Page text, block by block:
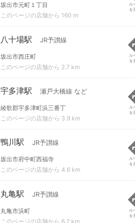
坂出市元町１丁目
このページの店舗から 160 m
ル
を
八十場駅 JR予讃線
坂出市西庄町
このページの店舗から 2.7 km
ル
を
宇多津駅 瀬戸大橋線 など
綾歌郡宇多津町浜三番丁
このページの店舗から 3.9 km
ル
を
鴨川駅 JR予讃線
坂出市府中町西福寺
このページの店舗から 4.6 km
ル
を
丸亀駅 JR予讃線
丸亀市浜町
このページの店舗から 6.2 km
ル
を